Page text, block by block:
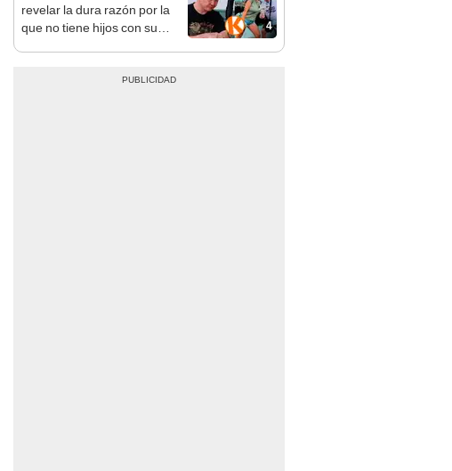
4
revelar la dura razón por la
que no tiene hijos con su